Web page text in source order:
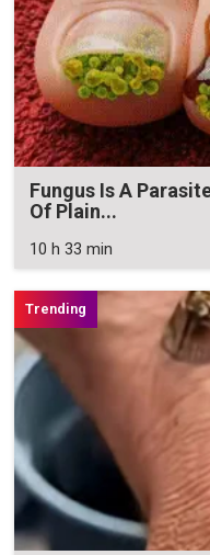
Fungus Is A
Of Plain...
10 h 33 min